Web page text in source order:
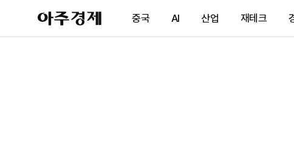
아
주
제
중국 AI 산업 재테크